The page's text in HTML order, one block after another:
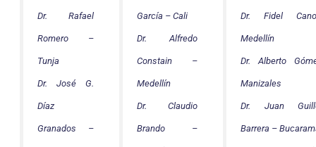
Dr. Rafael
Romero –
Tunja
Dr. José G.
Díaz
Granados –
García – Cali
Dr. Alfredo
Constain –
Medellín
Dr. Claudio
Brando –
Dr. Fidel
Medellín
Dr. Alberto
Manizales
Dr. Juan
Barrera –